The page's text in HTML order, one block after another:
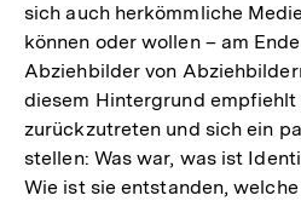
sich auch herkömmliche
können oder wollen – am
Abziehbilder von
diesem Hintergrund
zurückzutreten und sich ein
stellen: Was war, was ist
Wie ist sie entstanden,